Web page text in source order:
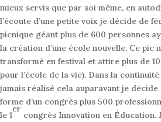
mieux servis que par soi même, en
l’écoute d’une petite voix je décide de
picnique géant plus de 600 personnes
la création d’une école nouvelle. Ce pic
transformé en festival et attire plus de
pour l’école de la vie). Dans la
jamais réalisé cela auparavant je
forme d’un congrès plus 500
le 1
er
congrès Innovation en Éducation.